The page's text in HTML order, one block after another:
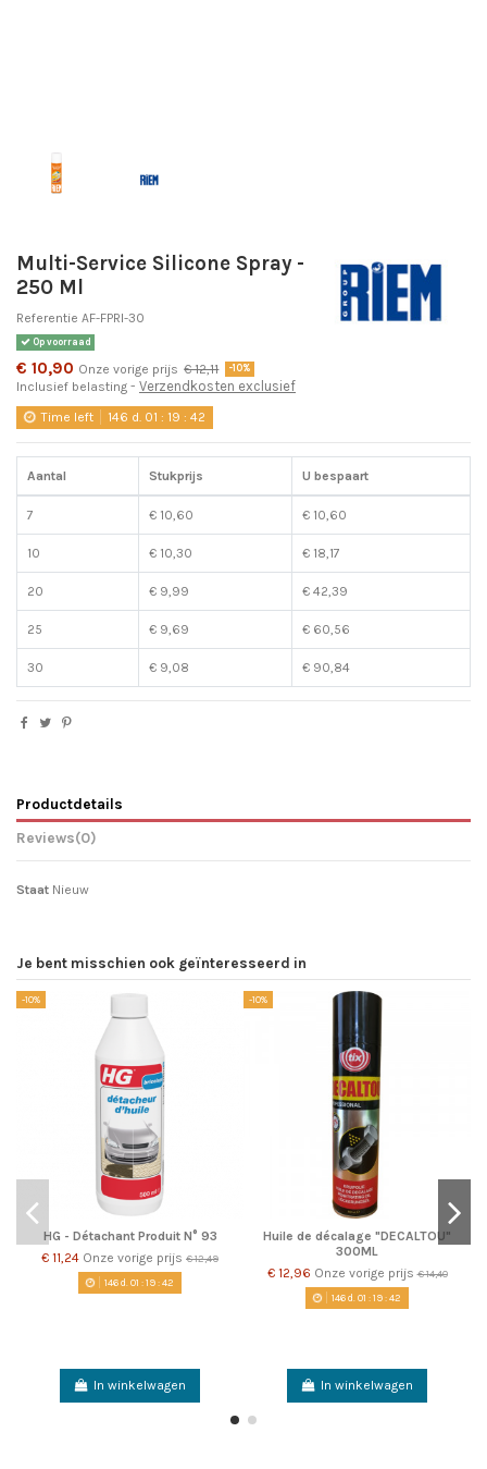
Multi-Service Silicone Spray -
250 Ml
Referentie AF-FPRI-30
Op voorraad
€ 10,90 Onze vorige prijs € 12,11 -10%
Inclusief belasting Verzendkosten exclusief
Time left 146 d. 01 : 19 :42
Aantal Stukprijs U bespaart
7 € 10,60 € 10,60
10 € 10,30 € 18,17
20 € 9,99 € 42,39
25 € 9,69 € 60,56
30 € 9,08 € 90,84
Productdetails
Reviews(0)
Staat Nieuw
Je bent misschien ook geïnteresseerd in
-10%
HG - Détachant Produit N° 93
€ 11,24 Onze vorige prijs € 12,49
146d. 01 :19:42
In winkelwagen
-10%
Huile de décalage "DECALTOU"
300ML
€ 12,96 Onze vorige prijs€ 14,40
146d. 01 :19:42
In winkelwagen